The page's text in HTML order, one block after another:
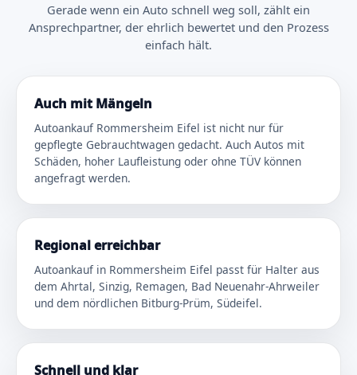
Gerade wenn ein Auto schnell weg soll, zählt ein
Ansprechpartner, der ehrlich bewertet und den Prozess
einfach hält.
Auch mit Mängeln
Autoankauf Rommersheim Eifel ist nicht nur für
gepflegte Gebrauchtwagen gedacht. Auch Autos mit
Schäden, hoher Laufleistung oder ohne TÜV können
angefragt werden.
Regional erreichbar
Autoankauf in Rommersheim Eifel passt für Halter aus
dem Ahrtal, Sinzig, Remagen, Bad Neuenahr-Ahrweiler
und dem nördlichen Bitburg-Prüm, Südeifel.
Schnell und klar